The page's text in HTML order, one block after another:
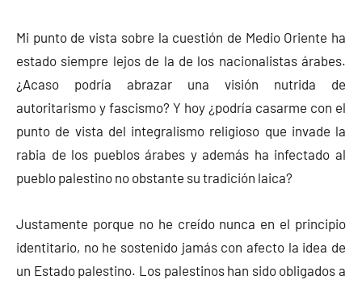
Mi punto de vista sobre la cuestión de Medio Oriente ha
estado siempre lejos de la de los nacionalistas árabes.
¿Acaso podría abrazar una visión nutrida de
autoritarismo y fascismo? Y hoy ¿podría casarme con el
punto de vista del integralismo religioso que invade la
rabia de los pueblos árabes y además ha infectado al
pueblo palestino no obstante su tradición laica?
Justamente porque no he creído nunca en el principio
identitario, no he sostenido jamás con afecto la idea de
un Estado palestino. Los palestinos han sido obligados a